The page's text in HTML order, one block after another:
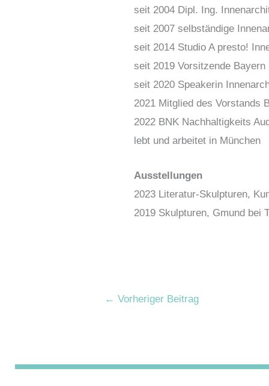
seit 2004 Dipl. Ing.
seit 2007 selbständige
seit 2014 Studio A presto!
seit 2019 Vorsitzende
seit 2020 Speakerin
2021 Mitglied des Vorstands
2022 BNK Nachhaltigkeits
lebt und arbeitet in München
Ausstellungen
2023 Literatur-Skulpturen,
2019 Skulpturen, Gmund bei
← Vorheriger Beitrag